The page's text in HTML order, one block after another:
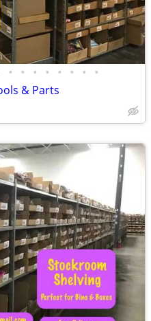
• • • • • • • •
& Parts